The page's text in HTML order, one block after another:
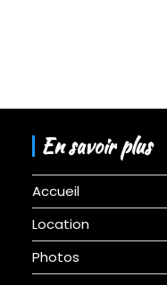
En savoir plus
Accueil
Location
Photos